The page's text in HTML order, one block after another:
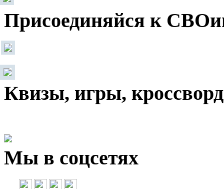
Присоединяйся к
Квизы, игры,
Мы в соцсетях